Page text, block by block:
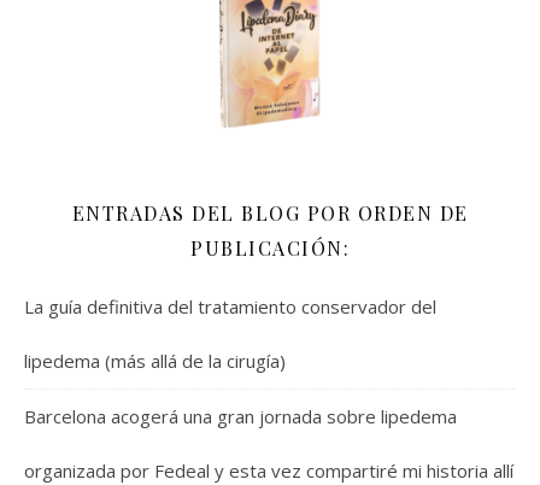
ENTRADAS DEL BLOG POR ORDEN DE
PUBLICACIÓN:
La guía definitiva del tratamiento conservador del
lipedema (más allá de la cirugía)
Barcelona acogerá una gran jornada sobre lipedema
organizada por Fedeal y esta vez compartiré mi historia allí